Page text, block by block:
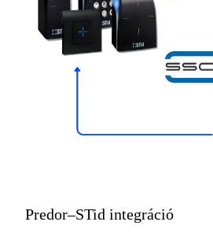
Predor–STid integráció